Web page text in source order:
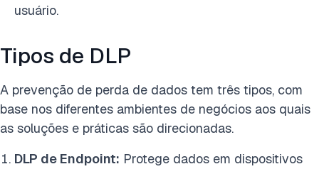
usuário.
Tipos de DLP
A prevenção de perda de dados tem três tipos, com
base nos diferentes ambientes de negócios aos quais
as soluções e práticas são direcionadas.
DLP de Endpoint: Protege dados em dispositivos